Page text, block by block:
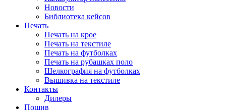
Новости
Библиотека кейсов
Печать
Печать на крое
Печать на текстиле
Печать на футболках
Печать на рубашках поло
Шелкография на футболках
Вышивка на текстиле
Контакты
Дилеры
Пошив